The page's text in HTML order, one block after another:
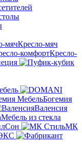
Кресло-мяч
Кресло-
Богемия
Валенсия
Мебель из стекла
МК